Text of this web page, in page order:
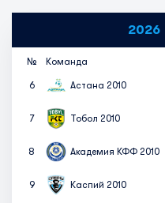
2026
№ Команда
6 Астана 2010
7 Тобол 2010
8 Академия КФФ 2010
9 Каспий 2010